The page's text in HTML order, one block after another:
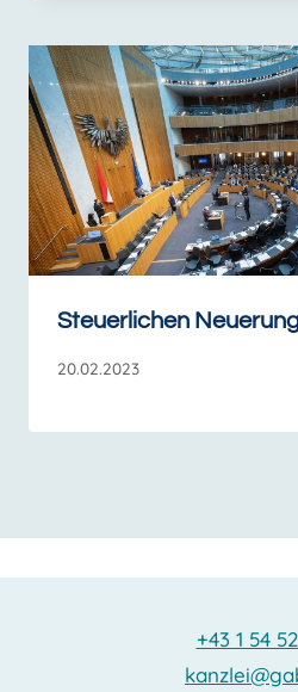
Steuerlichen
20.02.2023
+43 1 54